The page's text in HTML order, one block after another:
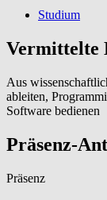
Studium
Vermittelte
Aus
ableiten,
Software bedienen
Präsenz-
Präsenz